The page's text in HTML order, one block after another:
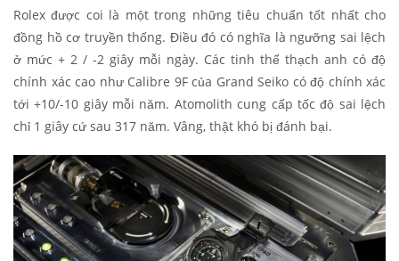
Rolex được coi là một trong những tiêu chuẩn tốt nhất cho
đồng hồ cơ truyền thống. Điều đó có nghĩa là ngưỡng sai lệch
ở mức + 2 / -2 giây mỗi ngày. Các tinh thể thạch anh có độ
chính xác cao như Calibre 9F của Grand Seiko có độ chính xác
tới +10/-10 giây mỗi năm. Atomolith cung cấp tốc độ sai lệch
chỉ 1 giây cứ sau 317 năm. Vâng, thật khó bị đánh bại.